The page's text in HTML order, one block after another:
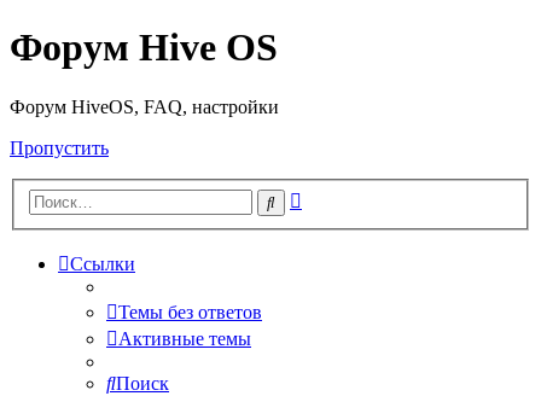
Форум Hive OS
Форум HiveOS, FAQ, настройки
Пропустить
Поиск
Ссылки
Темы без ответов
Активные темы
Поиск